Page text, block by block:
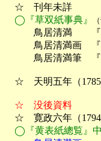
☆　刊年未詳
◯『草双紙事典』
鳥居清満　　『
鳥居清満画　『
鳥居清満筆　『
☆　天明五年（1785
☆　没後資料
☆　寛政六年（1794
◯『黄表紙總覧』